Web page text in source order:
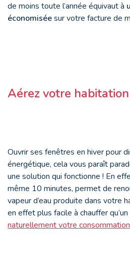
de moins toute l’année équivaut à
économiséesur votre facture de
Aérez votre habitation
Ouvrir ses fenêtres en hiver pour
énergétique, cela vous paraît
une solution qui fonctionne ! En
même 10 minutes, permet de
vapeur d’eau produite dans votre
en effet plus facile à chauffer qu’un
naturellement votre